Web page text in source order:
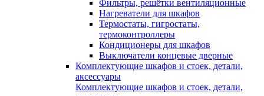
Фильтры, решётки вентиляционные
Нагреватели для шкафов
Термостаты, гигростаты,
термоконтроллеры
Кондиционеры для шкафов
Выключатели концевые дверные
Комплектующие шкафов и стоек, детали,
аксессуары
Комплектующие шкафов и стоек, детали,